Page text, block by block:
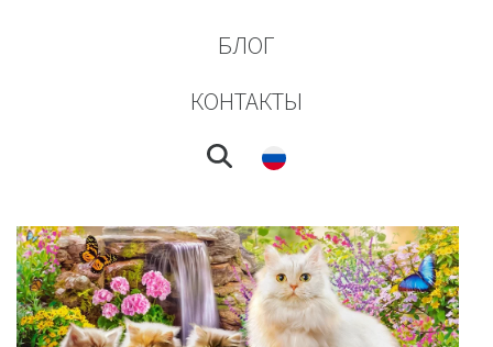
БЛОГ
КОНТАКТЫ